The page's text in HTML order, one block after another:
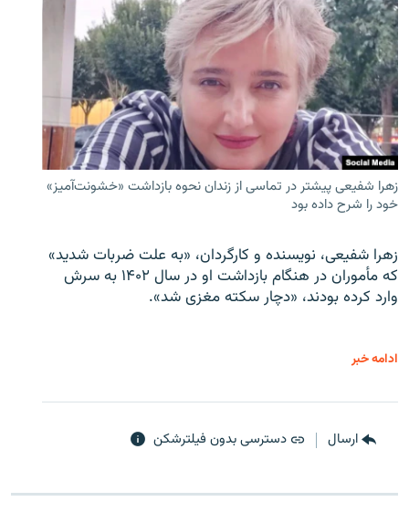
زهرا شفیعی پیشتر در تماسی از زندان نحوه بازداشت «خشونت‌آمیز»
خود را شرح داده بود
زهرا شفیعی، نویسنده و کارگردان، «به علت ضربات شدید»
که مأموران در هنگام بازداشت او در سال ۱۴۰۲ به سرش
وارد کرده بودند، «دچار سکته مغزی شد».
ادامه خبر
ارسال دسترسی بدون فیلترشکن